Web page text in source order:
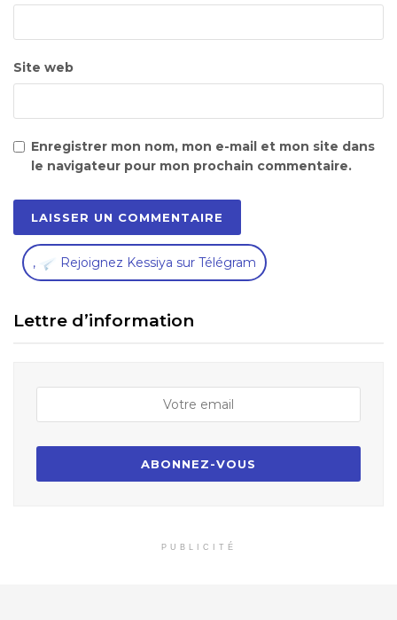
Site web
Enregistrer mon nom, mon e-mail et mon site dans
le navigateur pour mon prochain commentaire.
, Rejoignez Kessiya sur Télégram
Lettre d’information
PUBLICITÉ